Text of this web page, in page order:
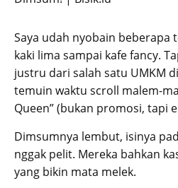
Saya udah nyobain beberapa
kaki lima sampai kafe fancy.
justru dari salah satu UMKM
temuin waktu scroll malem-
Queen” (bukan promosi, tapi
Dimsumnya lembut, isinya
nggak pelit. Mereka bahkan
yang bikin mata melek.